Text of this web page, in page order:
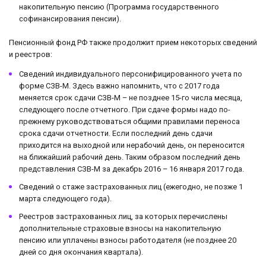
накопительную пенсию (Программа государственного
софинансирования пенсии).
Пенсионный фонд РФ также продолжит прием некоторых сведений
и реестров:
Сведений индивидуального персонифицированного учета по
форме СЗВ-М. Здесь важно напомнить, что с 2017 года
меняется срок сдачи СЗВ-М – не позднее 15-го числа месяца,
следующего после отчетного. При сдаче формы надо по-
прежнему руководствоваться общими правилами переноса
срока сдачи отчетности. Если последний день сдачи
приходится на выходной или нерабочий день, он переносится
на ближайший рабочий день. Таким образом последний день
представления СЗВ-М за декабрь 2016 – 16 января 2017 года.
Сведений о стаже застрахованных лиц (ежегодно, не позже 1
марта следующего года).
Реестров застрахованных лиц, за которых перечислены
дополнительные страховые взносы на накопительную
пенсию или уплачены взносы работодателя (не позднее 20
дней со дня окончания квартала).